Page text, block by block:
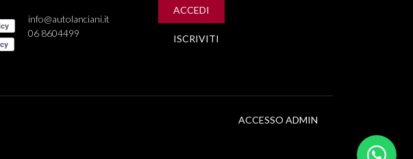
info@autolanciani.it
06 8604499
ACCEDI
ISCRIVITI
ACCESSO ADMIN